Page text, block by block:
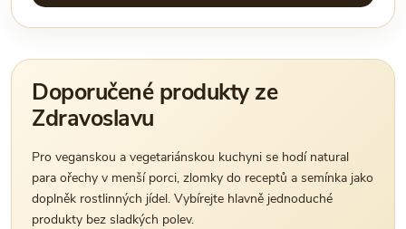
Doporučené produkty ze
Zdravoslavu
Pro veganskou a vegetariánskou kuchyni se hodí natural
para ořechy v menší porci, zlomky do receptů a semínka jako
doplněk rostlinných jídel. Vybírejte hlavně jednoduché
produkty bez sladkých polev.